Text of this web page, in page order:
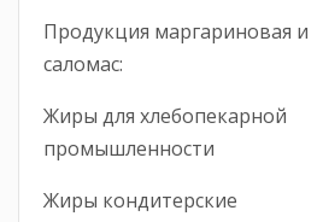
Продукция маргариновая и
саломас:
Жиры для хлебопекарной
промышленности
Жиры кондитерские